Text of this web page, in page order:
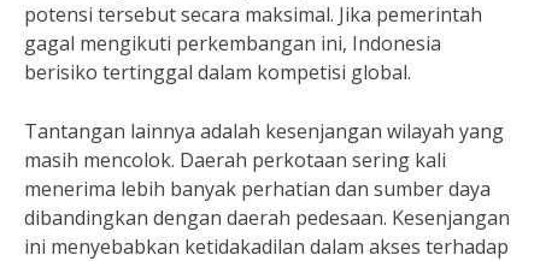
potensi tersebut secara maksimal. Jika pemerintah
gagal mengikuti perkembangan ini, Indonesia
berisiko tertinggal dalam kompetisi global.
Tantangan lainnya adalah kesenjangan wilayah yang
masih mencolok. Daerah perkotaan sering kali
menerima lebih banyak perhatian dan sumber daya
dibandingkan dengan daerah pedesaan. Kesenjangan
ini menyebabkan ketidakadilan dalam akses terhadap